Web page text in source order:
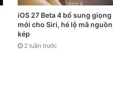
iOS 27 Beta 4 bổ sung
mới cho Siri, hé lộ mã
kép
2 tuần trước